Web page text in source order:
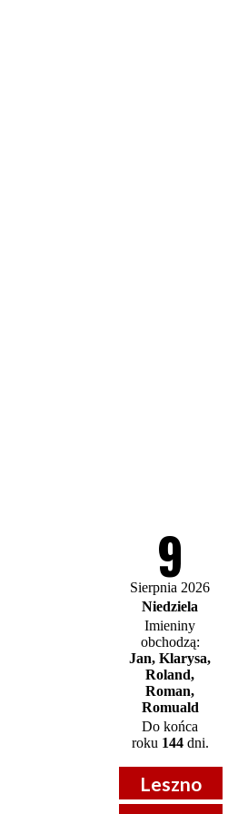
9
Sierpnia 2026
Niedziela
Imieniny
obchodzą:
Jan, Klarysa,
Roland,
Roman,
Romuald
Do końca
roku 144dni.
Leszno